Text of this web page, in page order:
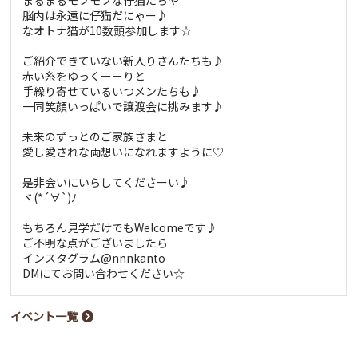
脳内は永遠に仔猫だにゃー♪
なオトナ猫が10数頭参加します☆
ご紹介できていない新入りさんたちも♪
赤い糸をゆっくーーりと
手繰り寄せているいつメンたちも♪
一同笑顔いっぱいで譲渡会に挑みます♪
未来のずっとのご家族さまと
愛し愛されな両想いになれますように♡
是非会いにいらしてくださーい♪
ヾ(*´∀`)ﾉ
もちろん見学だけでもWelcomeです♪
ご不明な点がございましたら
インスタグラム@nnnkanto
DMにてお問い合わせください☆
イベント一覧